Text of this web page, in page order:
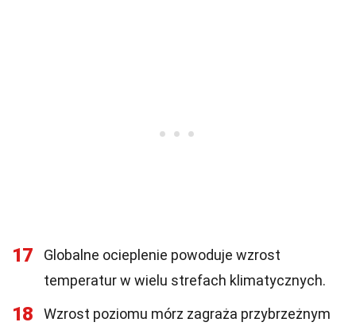
17
Globalne ocieplenie powoduje wzrost
temperatur w wielu strefach klimatycznych.
18
Wzrost poziomu mórz zagraża przybrzeżnym